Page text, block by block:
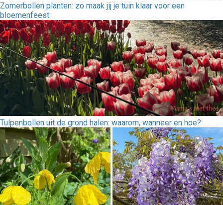
Zomerbollen planten: zo maak jij je tuin klaar voor een
bloemenfeest
Tulpenbollen uit de grond halen: waarom, wanneer en hoe?